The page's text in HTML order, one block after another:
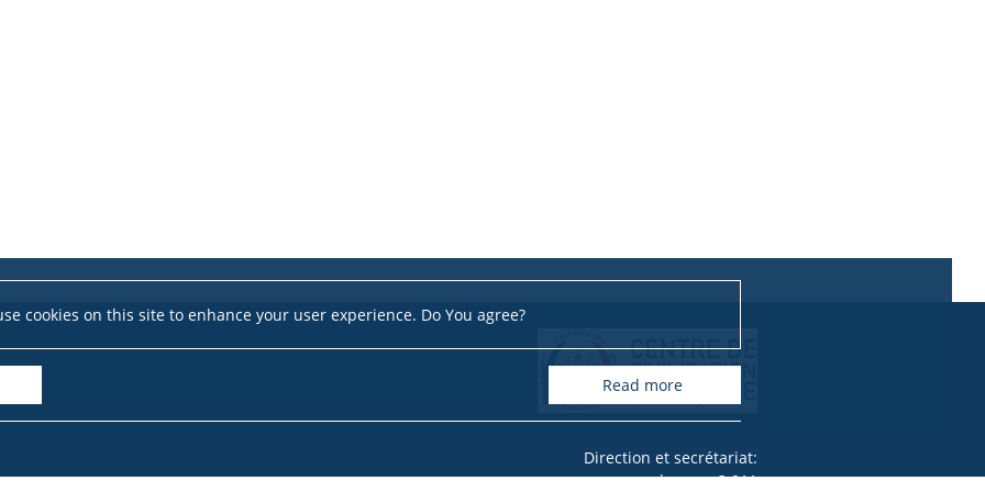
cookies on this site to enhance your user experience. Do You agree?
read more
Direction et secrétariat:
bureau 3.011